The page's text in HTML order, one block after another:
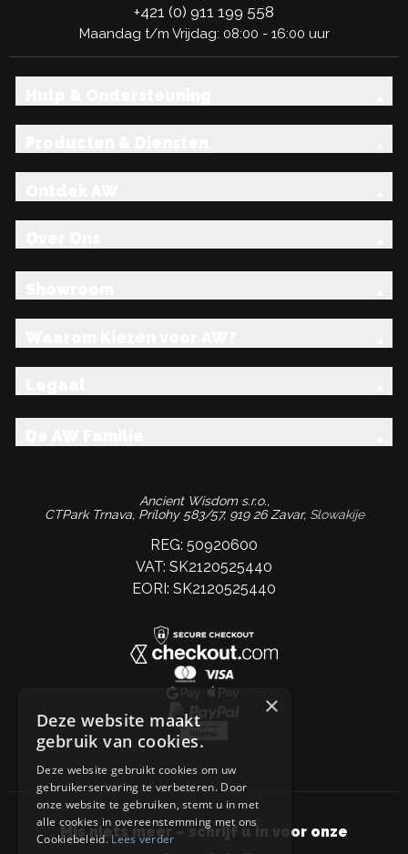
+421 (0) 911 199 558
Maandag t/m Vrijdag: 08:00 - 16:00 uur
Ancient Wisdom s.r.o.,
CTPark Trnava, Prílohy 583/57, 919 26 Zavar, Slowakije
REG: 50920600
VAT: SK2120525440
EORI: SK2120525440
Mis niets meer – schrijf u in voor onze
×
Deze website maakt
gebruik van cookies.
Deze website gebruikt cookies om uw
gebruikerservaring te verbeteren. Door
onze website te gebruiken, stemt u in met
alle cookies in overeenstemming met ons
Cookiebeleid.Lees verder